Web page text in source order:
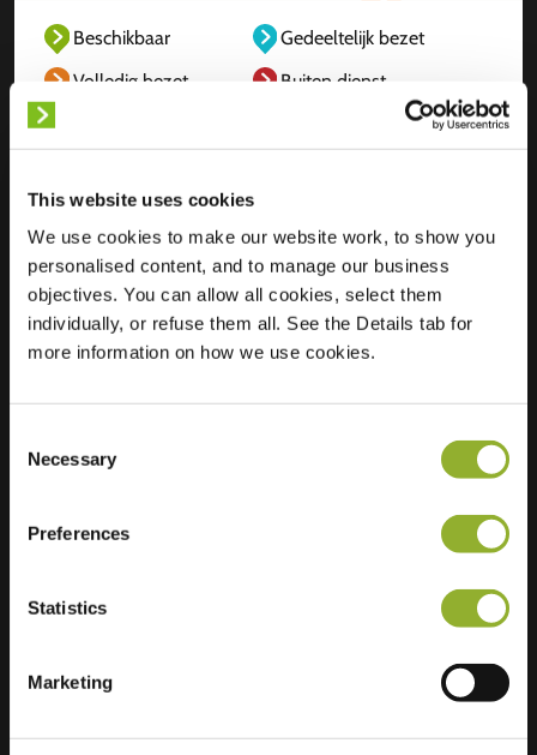
This website uses cookies
We use cookies to make our website work, to show you
personalised content, and to manage our business
objectives. You can allow all cookies, select them
individually, or refuse them all. See the Details tab for
more information on how we use cookies.
Selection
Necessary
Preferences
Statistics
Marketing
Beschikbaar
Gedeeltelijk bezet
Volledig bezet
Buiten dienst
Locatie
Rosendaalseweg
491-489
6824 KT Arnhem